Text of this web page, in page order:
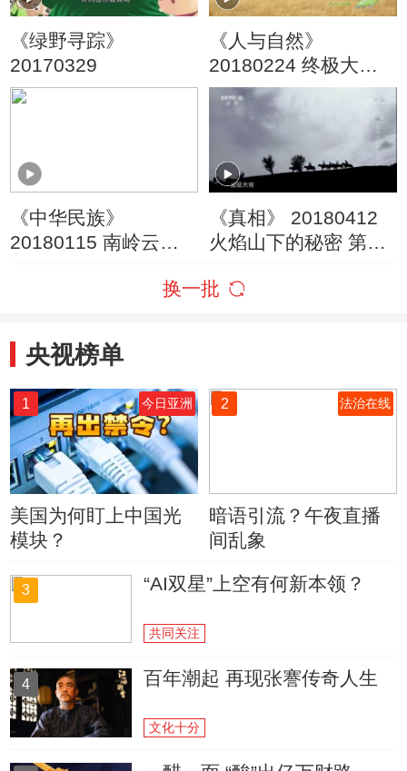
《绿野寻踪》
20170329
《人与自然》
20180224 终极大河
——狂野之水（上）
《中华民族》
20180115 南岭云水
《真相》 20180412
火焰山下的秘密 第一
换一批
央视榜单
1 今日亚洲
美国为何盯上中国光
模块？
2 法治在线
暗语引流？午夜直播
间乱象
3 “AI双星”上空有何新本领？
共同关注
4 百年潮起 再现张謇传奇人生
文化十分